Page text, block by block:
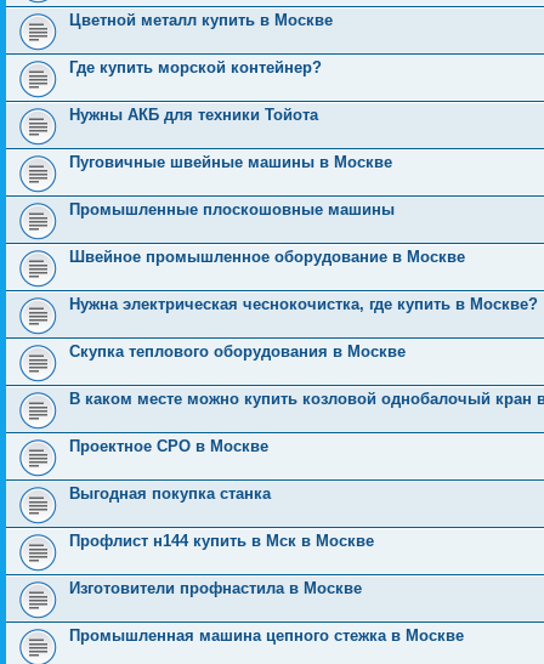
Цветной металл купить в Москве
Где купить морской контейнер?
Нужны АКБ для техники Тойота
Пуговичные швейные машины в Москве
Промышленные плоскошовные машины
Швейное промышленное оборудование в Москве
Нужна электрическая чеснокочистка, где купить в Москве?
Скупка теплового оборудования в Москве
В каком месте можно купить козловой однобалочый кран
Проектное СРО в Москве
Выгодная покупка станка
Профлист н144 купить в Мск в Москве
Изготовители профнастила в Москве
Промышленная машина цепного стежка в Москве